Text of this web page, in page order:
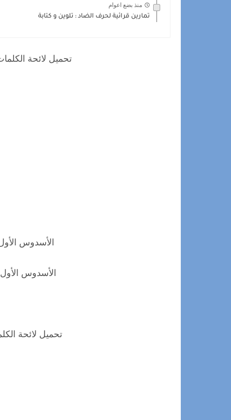
منذ بضع اعوام
تمارين قرائية لحرف الضاد : تلوين و كتابة
تحميل لائحة
الأسدوس
الأسدوس
تحميل لائحة